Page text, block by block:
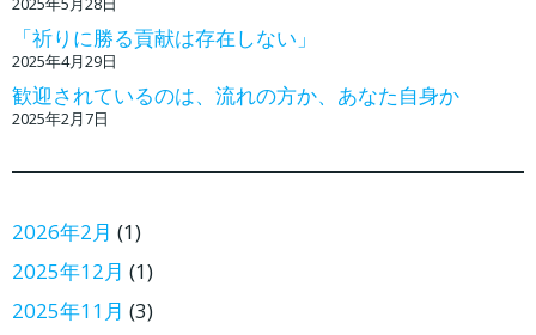
「祈りに勝る貢献は存在しない」
2025年4月29日
歓迎されているのは、流れの方か、あなた自身か
2025年2月7日
2026年2月 (1)
2025年12月 (1)
2025年11月 (3)